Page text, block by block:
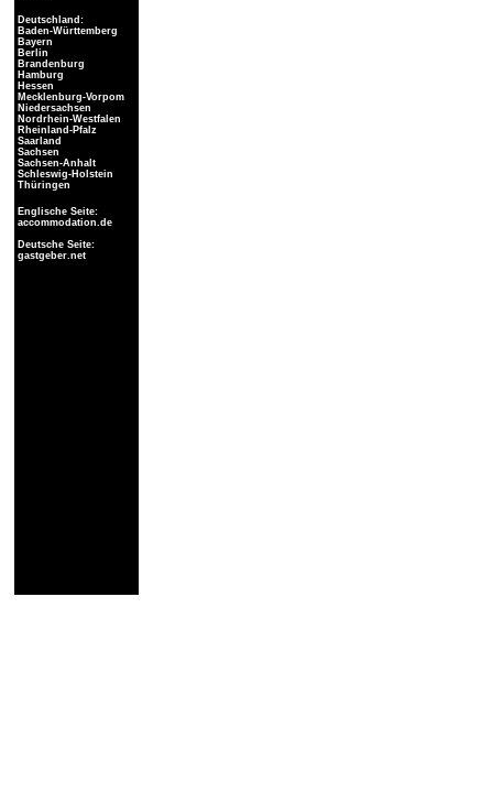
Deutschland:
Baden-Württemberg
Bayern
Berlin
Brandenburg
Hamburg
Hessen
Mecklenburg-Vorpom
Niedersachsen
Nordrhein-Westfalen
Rheinland-Pfalz
Saarland
Sachsen
Sachsen-Anhalt
Schleswig-Holstein
Thüringen
Englische Seite:
accommodation.de
Deutsche Seite:
gastgeber.net